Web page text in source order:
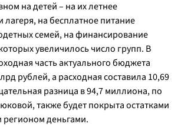
на детей – на их летнее
лагеря, на бесплатное питание
семей, на финансирование
увеличилось число групп. В
часть актуального бюджета
рублей, а расходная составила 10,69
разница в 94,7 миллиона, по
также будет покрыта остатками
деньгами.